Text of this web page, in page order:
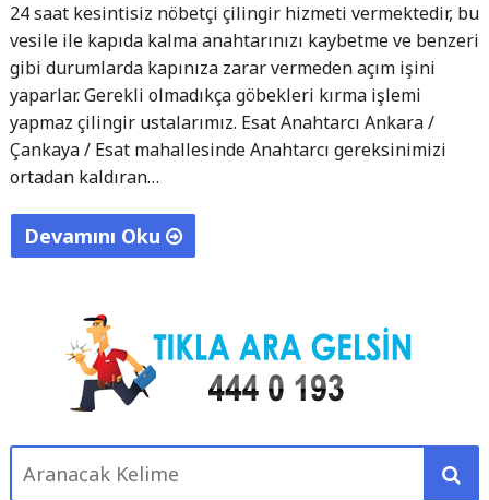
24 saat kesintisiz nöbetçi çilingir hizmeti vermektedir, bu
vesile ile kapıda kalma anahtarınızı kaybetme ve benzeri
gibi durumlarda kapınıza zarar vermeden açım işini
yaparlar. Gerekli olmadıkça göbekleri kırma işlemi
yapmaz çilingir ustalarımız. Esat Anahtarcı Ankara /
Çankaya / Esat mahallesinde Anahtarcı gereksinimizi
ortadan kaldıran…
Devamını Oku
i Aranacak